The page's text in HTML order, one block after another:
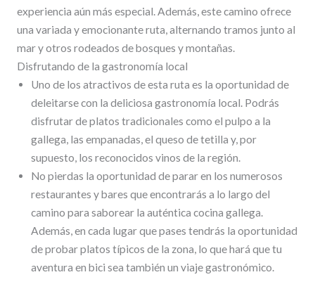
experiencia aún más especial. Además, este camino ofrece
una variada y emocionante ruta, alternando tramos junto al
mar y otros rodeados de bosques y montañas.
Disfrutando de la gastronomía local
Uno de los atractivos de esta ruta es la oportunidad de
deleitarse con la deliciosa gastronomía local. Podrás
disfrutar de platos tradicionales como el pulpo a la
gallega, las empanadas, el queso de tetilla y, por
supuesto, los reconocidos vinos de la región.
No pierdas la oportunidad de parar en los numerosos
restaurantes y bares que encontrarás a lo largo del
camino para saborear la auténtica cocina gallega.
Además, en cada lugar que pases tendrás la oportunidad
de probar platos típicos de la zona, lo que hará que tu
aventura en bici sea también un viaje gastronómico.